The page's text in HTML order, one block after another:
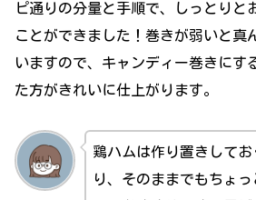
ピ通りの分量と手順で、しっとりと
ことができました！巻きが弱いと真
いますので、キャンディー巻きにす
た方がきれいに仕上がります。
鶏ハムは作り置きして
り、そのままでもちょ